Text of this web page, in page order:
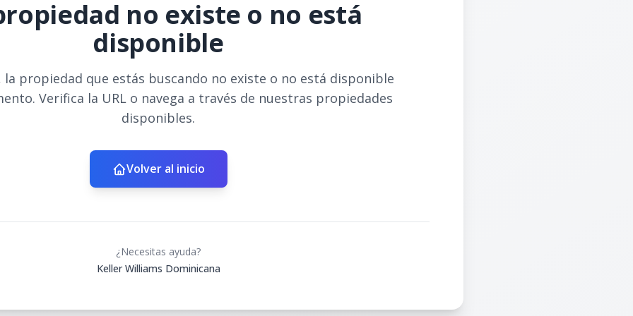
no existe o no está
disponible
propiedad que estás buscando no existe o no está disponible
Verifica la URL o navega a través de nuestras propiedades
disponibles.
Volver al inicio
¿Necesitas ayuda?
Keller Williams Dominicana